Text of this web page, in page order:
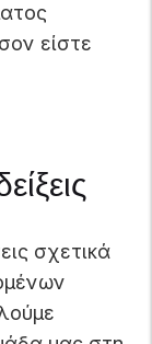
είστε
σχετικά